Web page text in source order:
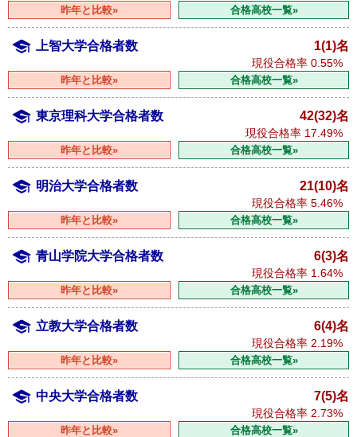
昨年と比較» 合格高校一覧»
上智大学合格者数 1(1)名
現役合格率 0.55%
昨年と比較» 合格高校一覧»
東京理科大学合格者数 42(32)名
現役合格率 17.49%
昨年と比較» 合格高校一覧»
明治大学合格者数 21(10)名
現役合格率 5.46%
昨年と比較» 合格高校一覧»
青山学院大学合格者数 6(3)名
現役合格率 1.64%
昨年と比較» 合格高校一覧»
立教大学合格者数 6(4)名
現役合格率 2.19%
昨年と比較» 合格高校一覧»
中央大学合格者数 7(5)名
現役合格率 2.73%
昨年と比較» 合格高校一覧»